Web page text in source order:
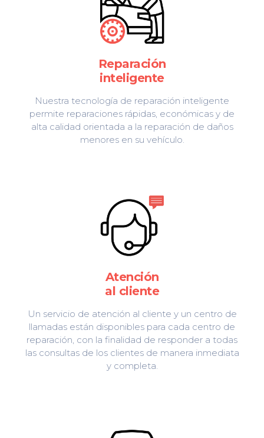
Reparación
inteligente
Nuestra tecnología de reparación inteligente
permite reparaciones rápidas, económicas y de
alta calidad orientada a la reparación de daños
menores en su vehículo.
Atención
al cliente
Un servicio de atención al cliente y un centro de
llamadas están disponibles para cada centro de
reparación, con la finalidad de responder a todas
las consultas de los clientes de manera inmediata
y completa.